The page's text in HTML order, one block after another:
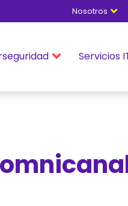

Nosotros
 Servicios